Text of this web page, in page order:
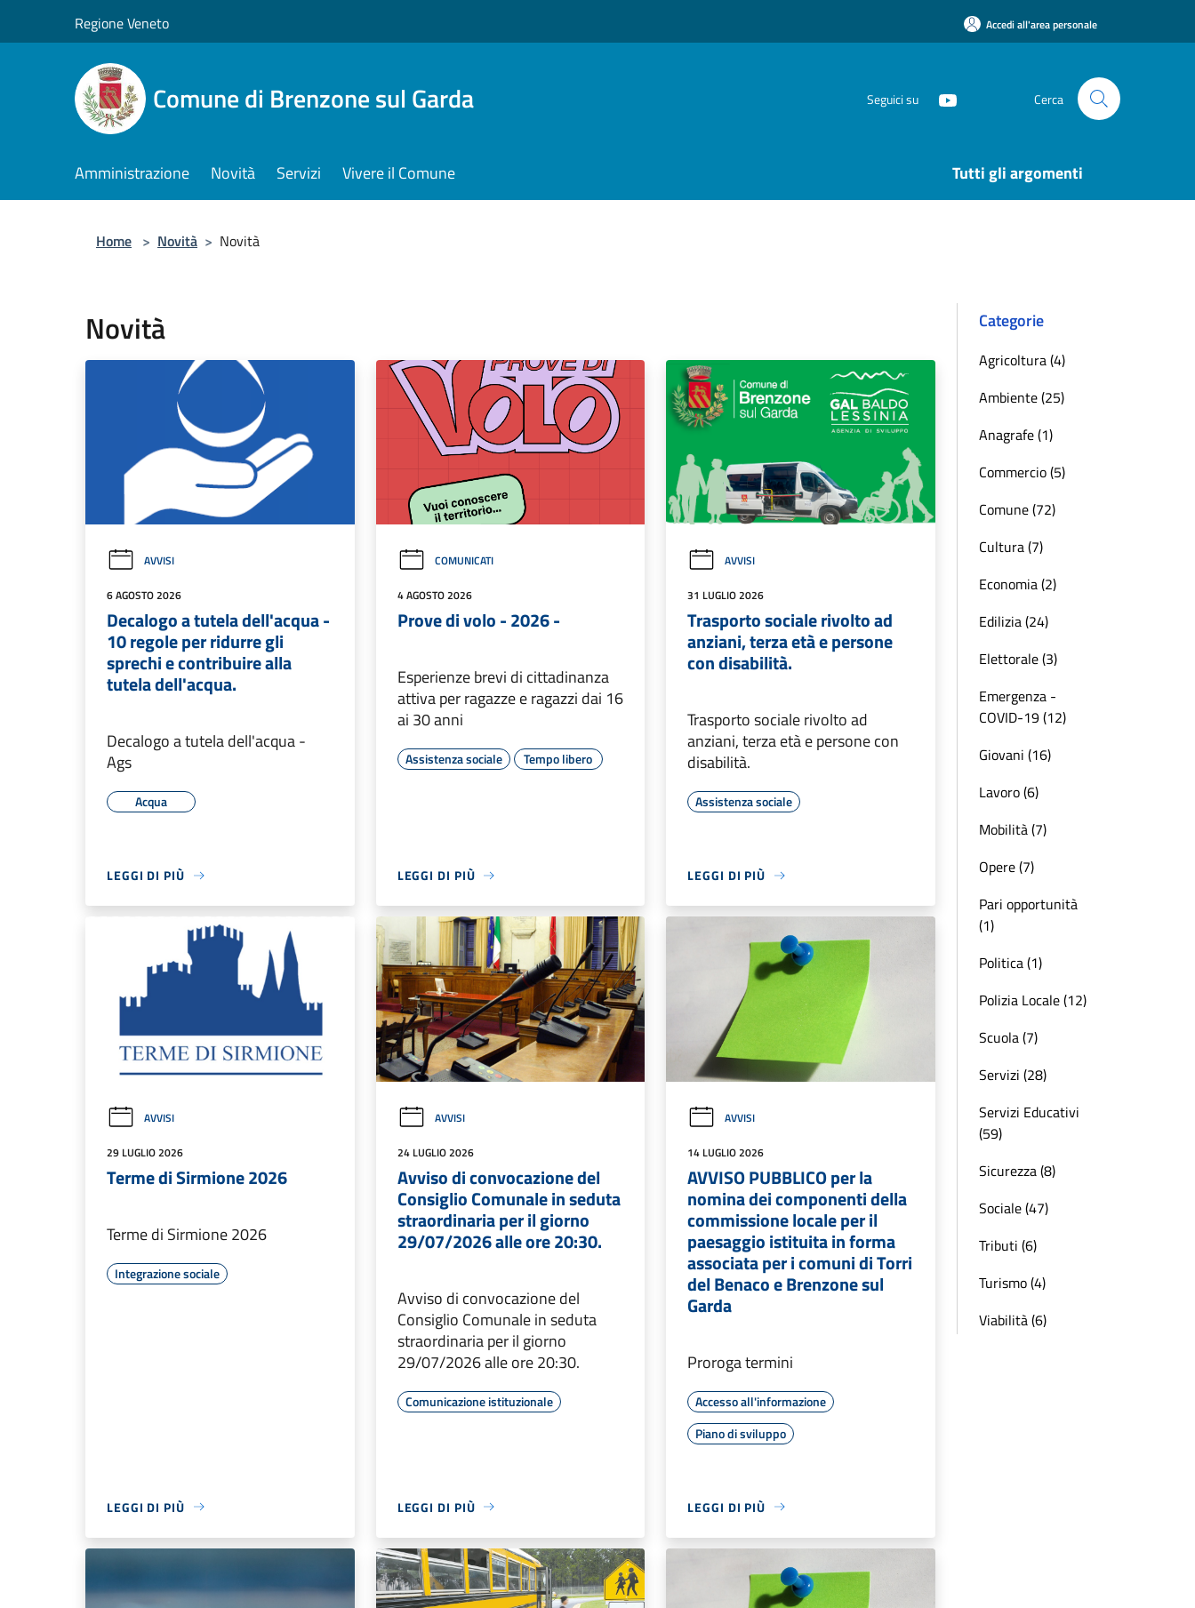
Regione Veneto Accedi all'area personale
Comune di Brenzone sul Garda Seguici su Cerca
Amministrazione Novità Servizi Vivere il Comune Tutti gli argomenti
Home > Novità > Novità
Novità
AVVISI
6 AGOSTO 2026
Decalogo a tutela dell'acqua -
10 regole per ridurre gli
sprechi e contribuire alla
tutela dell'acqua.
Decalogo a tutela dell'acqua -
Ags
Acqua
LEGGI DI PIÙ
COMUNICATI
4 AGOSTO 2026
Prove di volo - 2026 -
Esperienze brevi di cittadinanza
attiva per ragazze e ragazzi dai 16
ai 30 anni
Assistenza sociale Tempo libero
LEGGI DI PIÙ
AVVISI
31 LUGLIO 2026
Trasporto sociale rivolto ad
anziani, terza età e persone
con disabilità.
Trasporto sociale rivolto ad
anziani, terza età e persone con
disabilità.
Assistenza sociale
LEGGI DI PIÙ
AVVISI
29 LUGLIO 2026
Terme di Sirmione 2026
Terme di Sirmione 2026
Integrazione sociale
LEGGI DI PIÙ
AVVISI
24 LUGLIO 2026
Avviso di convocazione del
Consiglio Comunale in seduta
straordinaria per il giorno
29/07/2026 alle ore 20:30.
Avviso di convocazione del
Consiglio Comunale in seduta
straordinaria per il giorno
29/07/2026 alle ore 20:30.
Comunicazione istituzionale
LEGGI DI PIÙ
AVVISI
14 LUGLIO 2026
AVVISO PUBBLICO per la
nomina dei componenti della
commissione locale per il
paesaggio istituita in forma
associata per i comuni di Torri
del Benaco e Brenzone sul
Garda
Proroga termini
Accesso all'informazione
Piano di sviluppo
LEGGI DI PIÙ
Categorie
Agricoltura (4)
Ambiente (25)
Anagrafe (1)
Commercio (5)
Comune (72)
Cultura (7)
Economia (2)
Edilizia (24)
Elettorale (3)
Emergenza -
COVID-19 (12)
Giovani (16)
Lavoro (6)
Mobilità (7)
Opere (7)
Pari opportunità
(1)
Politica (1)
Polizia Locale (12)
Scuola (7)
Servizi (28)
Servizi Educativi
(59)
Sicurezza (8)
Sociale (47)
Tributi (6)
Turismo (4)
Viabilità (6)